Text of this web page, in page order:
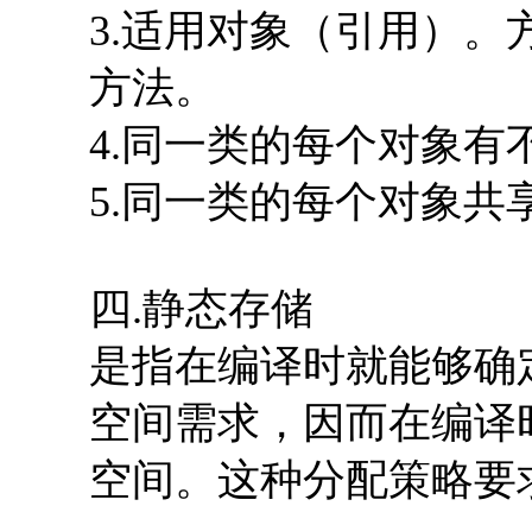
3.适用对象（引用）。
方法。
4.同一类的每个对象有
5.同一类的每个对象共
四.静态存储
是指在编译时就能够
空间需求，因而在编
空间。这种分配策略